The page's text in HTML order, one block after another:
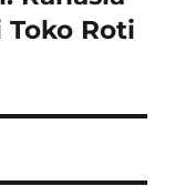
Roti